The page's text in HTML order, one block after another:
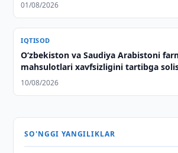
01/08/2026
IQTISOD
Oʻzbekiston va Saudiya Arabistoni
mahsulotlari xavfsizligini tartibga
qilishdi
10/08/2026
SO'NGGI YANGILIKLAR